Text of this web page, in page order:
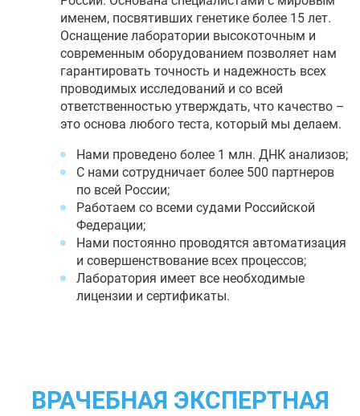
именем, посвятивших генетике более 15 лет.
Оснащение лаборатории высокоточным и
современным оборудованием позволяет нам
гарантировать точность и надежность всех
проводимых исследований и со всей
ответственностью утверждать, что качество –
это основа любого теста, который мы делаем.
Нами проведено более 1 млн. ДНК анализов;
С нами сотрудничает более 500 партнеров
по всей России;
Работаем со всеми судами Российской
Федерации;
Нами постоянно проводятся автоматизация
и совершенствование всех процессов;
Лаборатория имеет все необходимые
лицензии и сертификаты.
ВРАЧЕБНАЯ ЭКСПЕРТНАЯ